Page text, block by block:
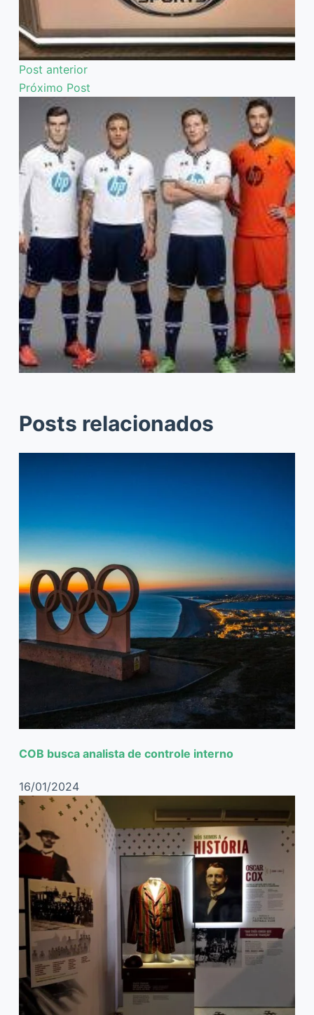
Post anterior
Próximo Post
Posts relacionados
COB busca analista de controle interno
16/01/2024